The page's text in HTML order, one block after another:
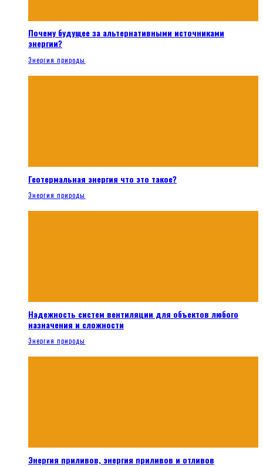
Почему будущее за альтернативными источниками
энергии?
Энергия природы
Геотермальная энергия что это такое?
Энергия природы
Надежность систем вентиляции для объектов любого
назначения и сложности
Энергия природы
Энергия приливов, энергия приливов и отливов